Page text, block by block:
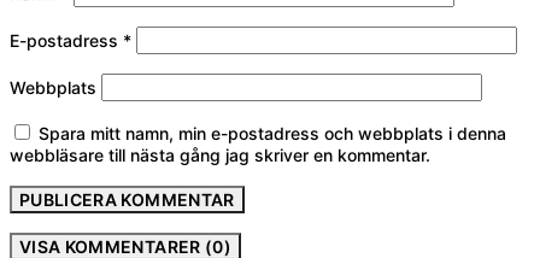
E-postadress *
Webbplats
Spara mitt namn, min e-postadress och webbplats i denna
webbläsare till nästa gång jag skriver en kommentar.
VISA KOMMENTARER (0)